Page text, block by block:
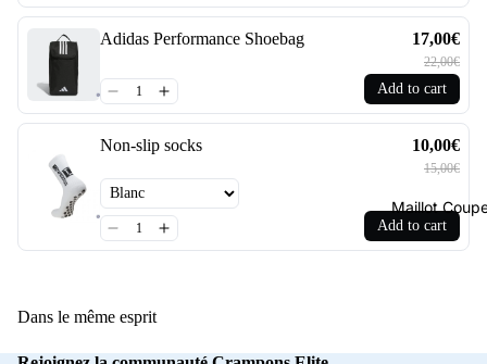
Maillot
Adidas Performance Shoebag 17,00€
22,00€
Add to cart
Non-slip socks 10,00€
15,00€
Add to cart
Dans le même esprit